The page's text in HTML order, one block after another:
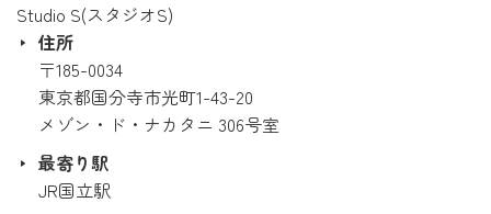
Studio S(スタジオS)
住所
〒185-0034
東京都国分寺市光町1-43-20
メゾン・ド・ナカタニ 306号室
最寄り駅
JR国立駅